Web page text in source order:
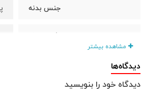
جنس بدنه
جنس سری
مشاهده بیشتر
دیدگاه‌ها
دیدگاه خود را بنویسید